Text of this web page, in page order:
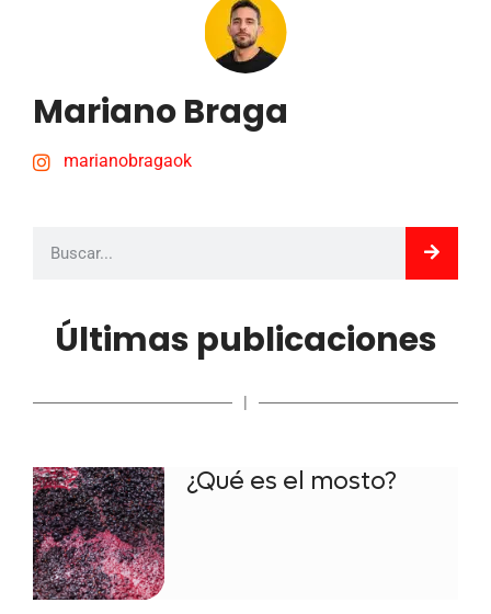
Mariano Braga
marianobragaok
Últimas publicaciones
|
¿Qué es el mosto?